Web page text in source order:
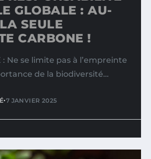
GLOBALE : AU-
SEULE
CARBONE !
: Ne se limite pas à l’empreinte
de la biodiversité…
•7 JANVIER 2025